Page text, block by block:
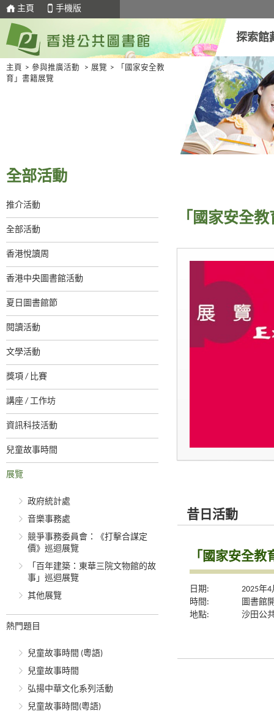
主頁 手機版
探索館
主頁 > 參與推廣活動 > 展覽 >
「國家安全教
育」書籍展覽
全部活動
推介活動
全部活動
香港悅讀周
香港中央圖書館活動
夏日圖書館節
閱讀活動
文學活動
獎項 / 比賽
講座 / 工作坊
資訊科技活動
兒童故事時間
展覽
政府統計處
音樂事務處
競爭事務委員會：《打擊合謀定
價》巡迴展覽
「百年建築：東華三院文物館的故
事」巡迴展覽
其他展覽
熱門題目
兒童故事時間 (粵語)
兒童故事時間
弘揚中華文化系列活動
兒童故事時間(粵語)
「國家安全
昔日活動
「國家安全
日期:
2025年
時間:
圖書館
地點:
沙田公